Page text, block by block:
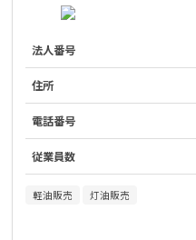
法人番号
住所
電話番号
従業員数
軽油販売 灯油販売